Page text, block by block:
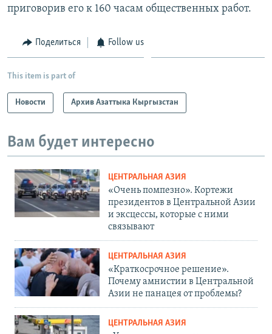
приговорив его к 160 часам общественных работ.
Поделиться Follow us
This item is part of
Новости Архив Азаттыка Кыргызстан
Вам будет интересно
ЦЕНТРАЛЬНАЯ АЗИЯ
«Очень помпезно». Кортежи
президентов в Центральной Азии
и эксцессы, которые с ними
связывают
ЦЕНТРАЛЬНАЯ АЗИЯ
«Краткосрочное решение».
Почему амнистии в Центральной
Азии не панацея от проблемы?
ЦЕНТРАЛЬНАЯ АЗИЯ